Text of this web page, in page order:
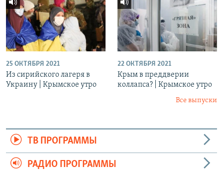
25 ОКТЯБРЯ 2021
Из сирийского лагеря в
Украину | Крымское утро
22 ОКТЯБРЯ 2021
Крым в преддверии
коллапса? | Крымское утро
Все выпуски
ТВ ПРОГРАММЫ
РАДИО ПРОГРАММЫ